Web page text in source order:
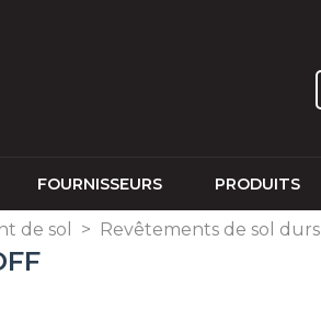
FOURNISSEURS PRODUITS
de sol > Revêtements de sol durs